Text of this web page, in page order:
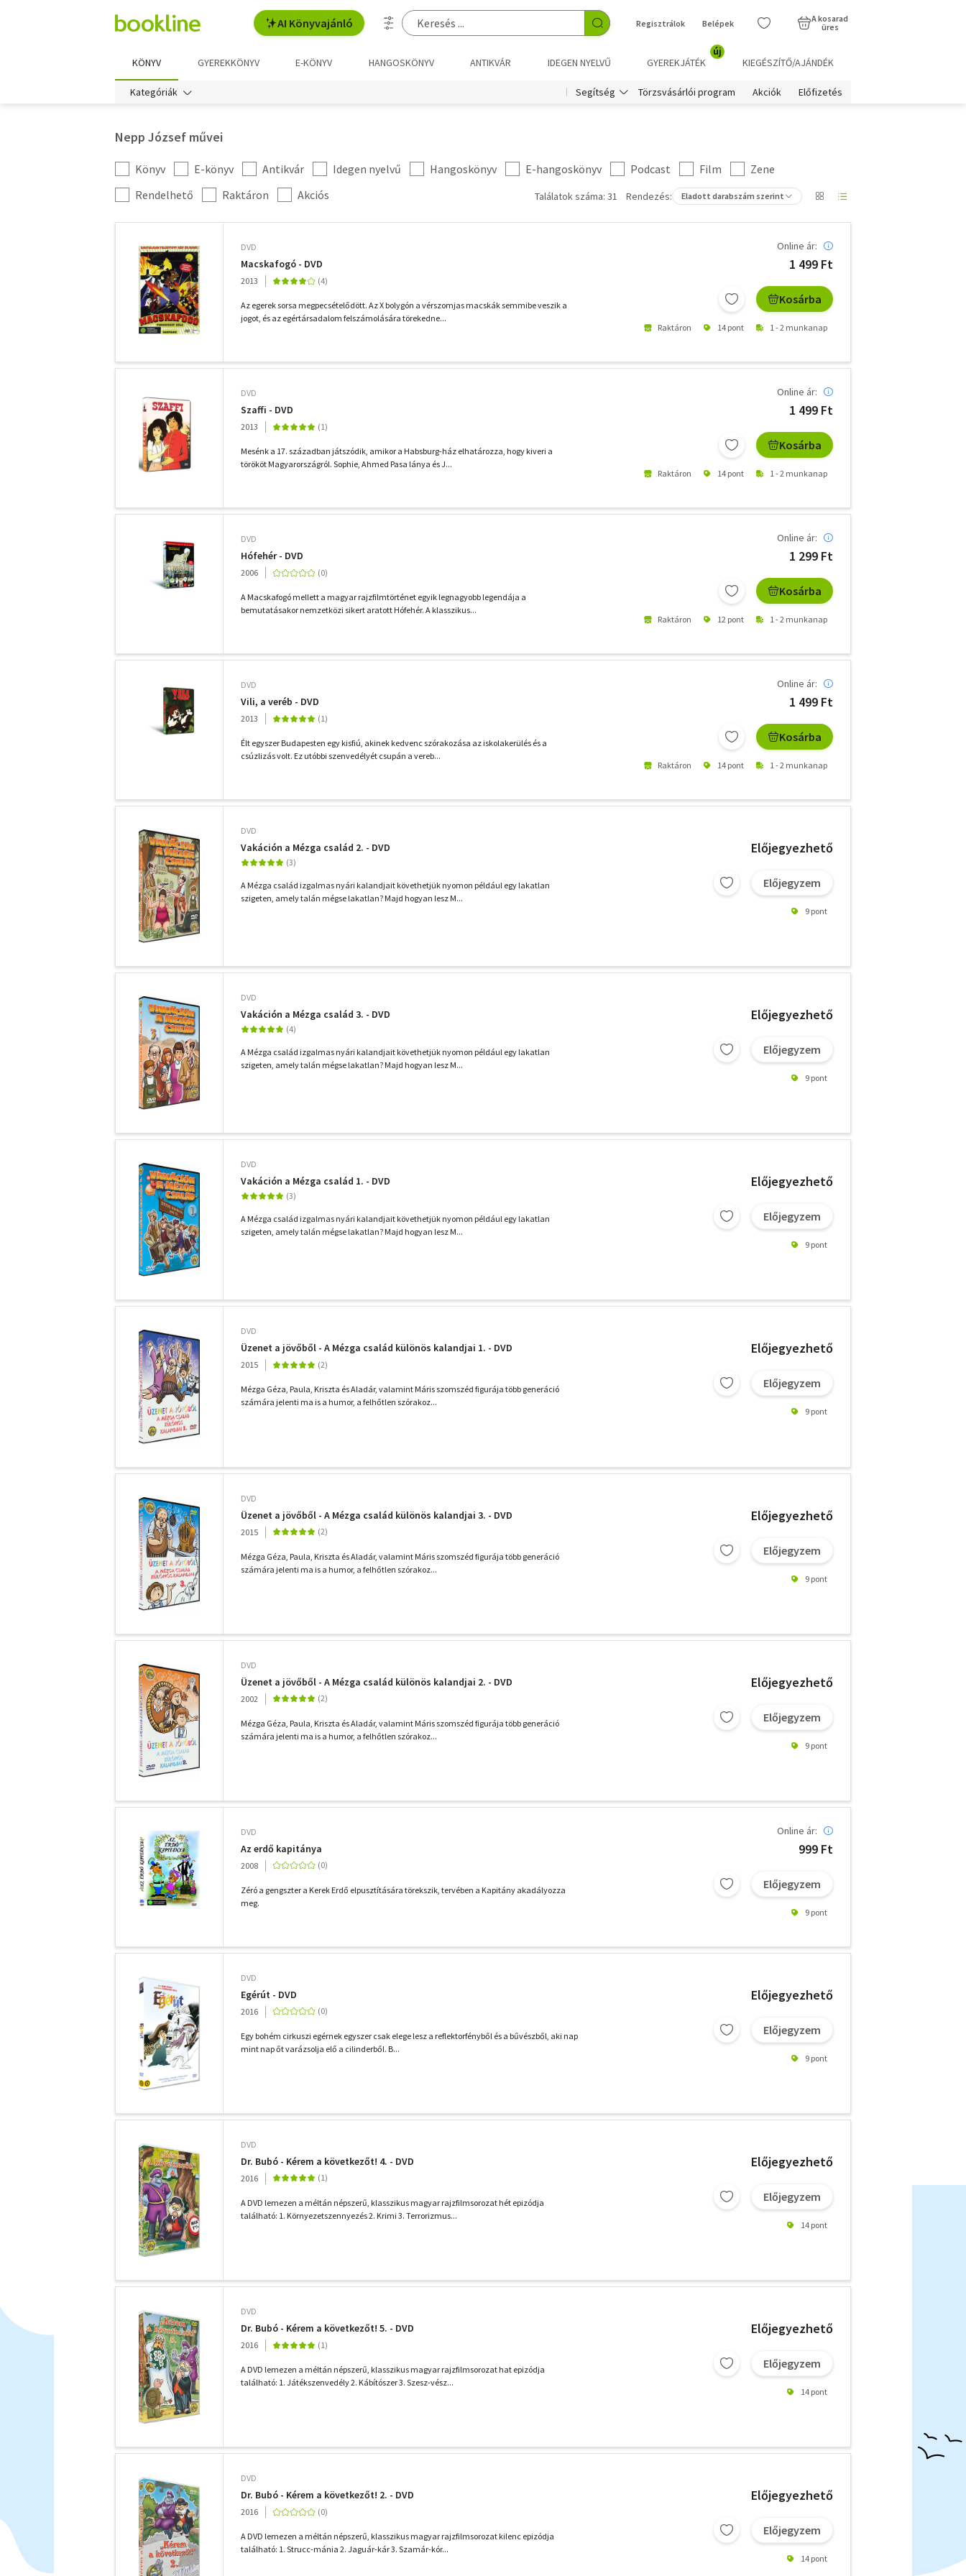
AI Könyvajánló Regisztrálok Belépek
A kosarad
üres
KÖNYV GYEREKKÖNYV E-KÖNYV HANGOSKÖNYV ANTIKVÁR IDEGEN NYELVŰ GYEREKJÁTÉK
új
KIEGÉSZÍTŐ/AJÁNDÉK
Kategóriák Segítség Törzsvásárlói program Akciók Előfizetés
Nepp József művei
Kategória
szűrés
Könyv E-könyv Antikvár Idegen nyelvű Hangoskönyv E-hangoskönyv Podcast Film
Zene
További
szűrők
Rendelhető Raktáron Akciós Találatok száma: 31 Rendezés: Eladott darabszám szerint
DVD
Macskafogó - DVD
2013
Az egerek sorsa megpecsételődött. Az X bolygón a vérszomjas macskák semmibe veszik a
jogot, és az egértársadalom felszámolására törekedne...
Online ár:
1 499 Ft
Kosárba
Raktáron 14 pont 1 - 2 munkanap
DVD
Szaffi - DVD
2013
Mesénk a 17. században játszódik, amikor a Habsburg-ház elhatározza, hogy kiveri a
törököt Magyarországról. Sophie, Ahmed Pasa lánya és J...
Online ár:
1 499 Ft
Kosárba
Raktáron 14 pont 1 - 2 munkanap
DVD
Hófehér - DVD
2006
A Macskafogó mellett a magyar rajzfilmtörténet egyik legnagyobb legendája a
bemutatásakor nemzetközi sikert aratott Hófehér. A klasszikus...
Online ár:
1 299 Ft
Kosárba
Raktáron 12 pont 1 - 2 munkanap
DVD
Vili, a veréb - DVD
2013
Élt egyszer Budapesten egy kisfiú, akinek kedvenc szórakozása az iskolakerülés és a
csúzlizás volt. Ez utóbbi szenvedélyét csupán a vereb...
Online ár:
1 499 Ft
Kosárba
Raktáron 14 pont 1 - 2 munkanap
DVD
Vakáción a Mézga család 2. - DVD
A Mézga család izgalmas nyári kalandjait követhetjük nyomon például egy lakatlan
szigeten, amely talán mégse lakatlan? Majd hogyan lesz M...
Előjegyezhető
Előjegyzem
9 pont
DVD
Vakáción a Mézga család 3. - DVD
A Mézga család izgalmas nyári kalandjait követhetjük nyomon például egy lakatlan
szigeten, amely talán mégse lakatlan? Majd hogyan lesz M...
Előjegyezhető
Előjegyzem
9 pont
DVD
Vakáción a Mézga család 1. - DVD
A Mézga család izgalmas nyári kalandjait követhetjük nyomon például egy lakatlan
szigeten, amely talán mégse lakatlan? Majd hogyan lesz M...
Előjegyezhető
Előjegyzem
9 pont
DVD
Üzenet a jövőből - A Mézga család különös kalandjai 1. - DVD
2015
Mézga Géza, Paula, Kriszta és Aladár, valamint Máris szomszéd figurája több generáció
számára jelenti ma is a humor, a felhőtlen szórakoz...
Előjegyezhető
Előjegyzem
9 pont
DVD
Üzenet a jövőből - A Mézga család különös kalandjai 3. - DVD
2015
Mézga Géza, Paula, Kriszta és Aladár, valamint Máris szomszéd figurája több generáció
számára jelenti ma is a humor, a felhőtlen szórakoz...
Előjegyezhető
Előjegyzem
9 pont
DVD
Üzenet a jövőből - A Mézga család különös kalandjai 2. - DVD
2002
Mézga Géza, Paula, Kriszta és Aladár, valamint Máris szomszéd figurája több generáció
számára jelenti ma is a humor, a felhőtlen szórakoz...
Előjegyezhető
Előjegyzem
9 pont
DVD
Az erdő kapitánya
2008
Zéró a gengszter a Kerek Erdő elpusztítására törekszik, tervében a Kapitány akadályozza
meg.
Online ár:
999 Ft
Előjegyzem
9 pont
DVD
Egérút - DVD
2016
Egy bohém cirkuszi egérnek egyszer csak elege lesz a reflektorfényből és a bűvészből, aki nap
mint nap őt varázsolja elő a cilinderből. B...
Előjegyezhető
Előjegyzem
9 pont
DVD
Dr. Bubó - Kérem a következőt! 4. - DVD
2016
A DVD lemezen a méltán népszerű, klasszikus magyar rajzfilmsorozat hét epizódja
található: 1. Környezetszennyezés 2. Krimi 3. Terrorizmus...
Előjegyezhető
Előjegyzem
14 pont
DVD
Dr. Bubó - Kérem a következőt! 5. - DVD
2016
A DVD lemezen a méltán népszerű, klasszikus magyar rajzfilmsorozat hat epizódja
található: 1. Játékszenvedély 2. Kábítószer 3. Szesz-vész...
Előjegyezhető
Előjegyzem
14 pont
DVD
Dr. Bubó - Kérem a következőt! 2. - DVD
2016
A DVD lemezen a méltán népszerű, klasszikus magyar rajzfilmsorozat kilenc epizódja
található: 1. Strucc-mánia 2. Jaguár-kár 3. Szamár-kór...
Előjegyezhető
Előjegyzem
14 pont